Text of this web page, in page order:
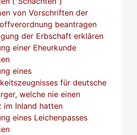
von Vorschriften der
beantragen
der Erbschaft erklären
einer Eheurkunde
eines
für deutsche
welche nie einen
im Inland hatten
eines Leichenpasses